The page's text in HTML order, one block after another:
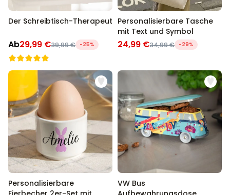
Der Schreibtisch-Therapeut
Ab29,99 €39,99 € -25%
Personalisierbare Tasche
mit Text und Symbol
24,99 €34,99 € -29%
Personalisierbare
VW Bus